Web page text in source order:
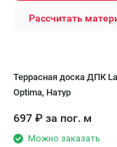
Рассчитать
Террасная доска ДПК
Optima, Натур
697 ₽ за пог. м
Можно заказать